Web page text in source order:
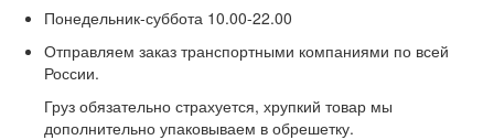
Понедельник-суббота 10.00-22.00
Отправляем заказ транспортными компаниями по всей
России.
Груз обязательно страхуется, хрупкий товар мы
дополнительно упаковываем в обрешетку.